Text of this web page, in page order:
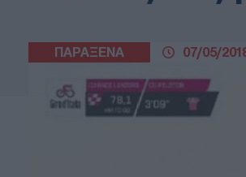
ΠΑΡΑΞΕΝΑ 07/05/